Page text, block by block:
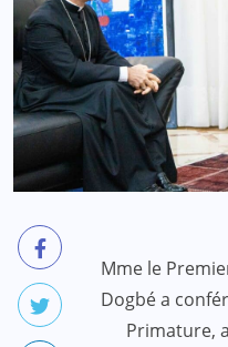
Mme le
Dogbé a
Primature,